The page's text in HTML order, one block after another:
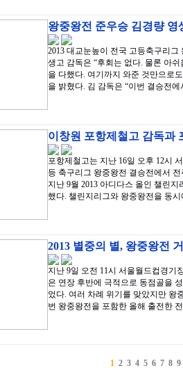
왕중왕전 준우승 김경량
2013 대교눈높이 전국 고등축구리
생고 감독은 “후회는 없다. 물론 아
을 다했다. 여기까지 와준 것만으로
을 밝혔다. 김 감독은 “이번 결승전
이창원 포항제철고 감독과
포항제철고는 지난 16일 오후 12시
등 축구리그 왕중왕전 결승전에서
지난 9월 2013 아디다스 올인 챌린
했다. 챌린지리그와 왕중왕전을 동
2013 별중의 별, 왕중왕전
지난 9일 오전 11시 서울월드컵경기
은 연장 후반에 극적으로 동점골을
었다. 여러 차례 위기를 맞았지만 왕
번 왕중왕전을 포함한 올해 출전한
1 2 3 4 5 6 7 8 9